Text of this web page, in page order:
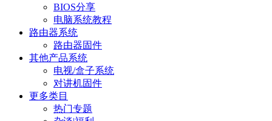
BIOS分享
电脑系统教程
路由器系统
路由器固件
其他产品系统
电视/盒子系统
对讲机固件
更多类目
热门专题